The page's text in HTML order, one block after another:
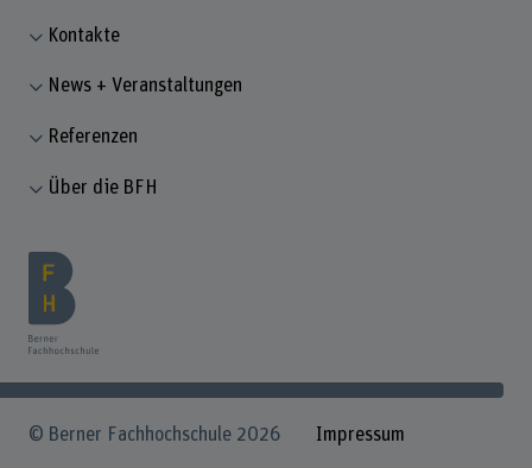
Kontakte
News + Veranstaltungen
Referenzen
Über die BFH
© Berner Fachhochschule 2026 Impressum